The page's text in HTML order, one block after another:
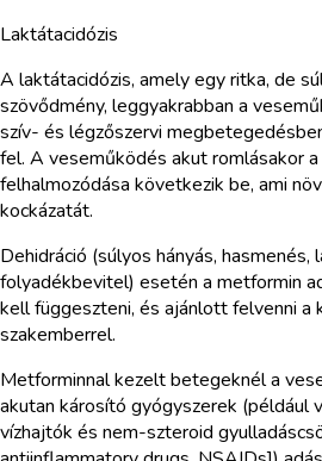
Laktátacidózis
A laktátacidózis, amely egy ritka, de
szövődmény, leggyakrabban a
szív- és légzőszervi
fel. A veseműködés akut romlásakor
felhalmozódása következik be, ami
kockázatát.
Dehidráció (súlyos hányás, hasmenés,
folyadékbevitel) esetén a metformin
kell függeszteni, és ajánlott felvenni a
szakemberrel.
Metforminnal kezelt betegeknél a
akutan károsító gyógyszerek (például
vízhajtók és nem-szteroid